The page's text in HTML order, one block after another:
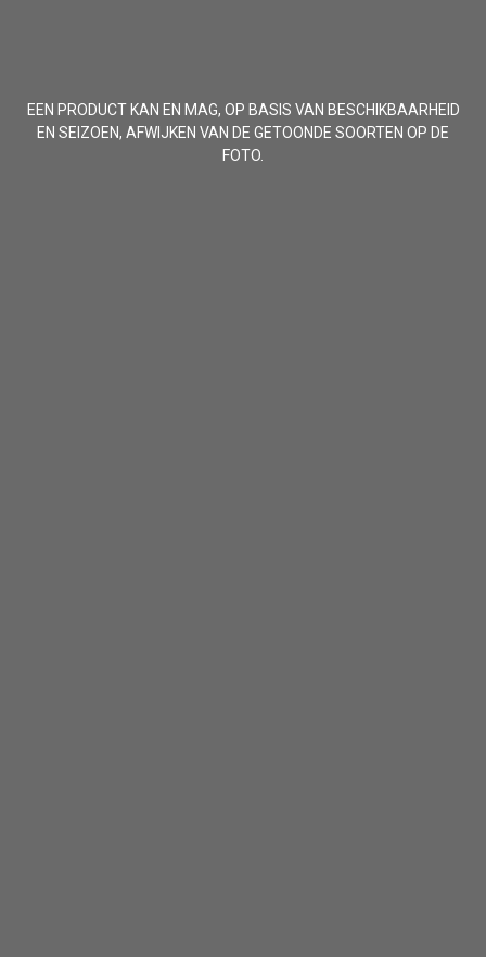
EEN PRODUCT KAN EN MAG, OP BASIS VAN BESCHIKBAARHEID
EN SEIZOEN, AFWIJKEN VAN DE GETOONDE SOORTEN OP DE
FOTO.